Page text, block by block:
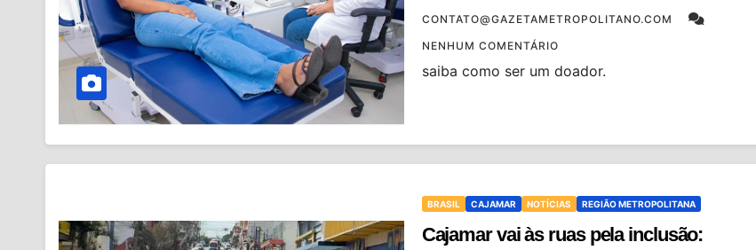
CONTATO@GAZETAMETROPOLITANO.COM
NENHUM COMENTÁRIO
saiba como ser um doador.
BRASIL CAJAMAR NOTÍCIAS REGIÃO METROPOLITANA
Cajamar vai às ruas pela inclusão: